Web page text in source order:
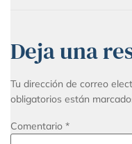
Deja una
Tu dirección de correo
obligatorios están
Comentario *